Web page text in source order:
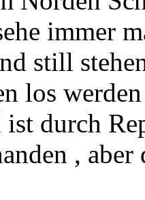
immer
still
los
durch
,